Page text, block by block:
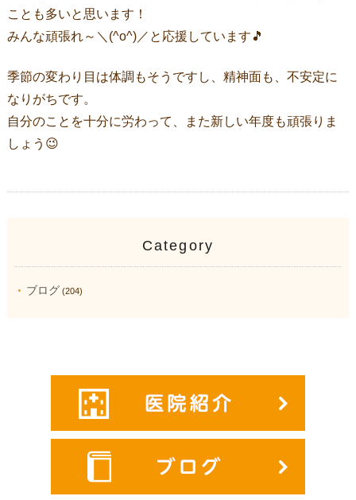
ことも多いと思います！
みんな頑張れ～＼(^o^)／と応援しています🎵
季節の変わり目は体調もそうですし、精神面も、不安定に
なりがちです。
自分のことを十分に労わって、また新しい年度も頑張りま
しょう😉
Category
ブログ (204)